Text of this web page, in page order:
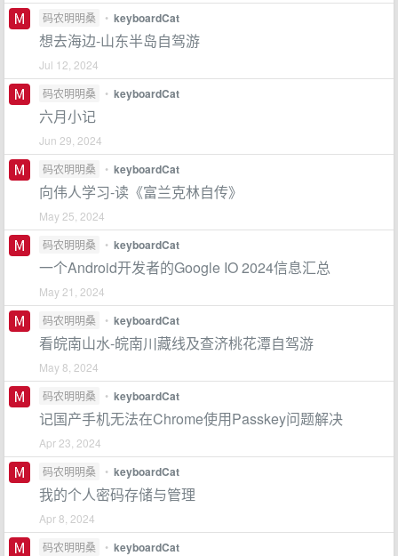
码农明明桑
• keyboardCat
想去海边-山东半岛自驾游
Jul 12, 2024
码农明明桑
• keyboardCat
六月小记
Jun 29, 2024
码农明明桑
• keyboardCat
向伟人学习-读《富兰克林自传》
May 25, 2024
码农明明桑
• keyboardCat
一个Android开发者的Google IO 2024信息汇总
May 21, 2024
码农明明桑
• keyboardCat
看皖南山水-皖南川藏线及查济桃花潭自驾游
May 8, 2024
码农明明桑
• keyboardCat
记国产手机无法在Chrome使用Passkey问题解决
Apr 23, 2024
码农明明桑
• keyboardCat
我的个人密码存储与管理
Apr 8, 2024
码农明明桑
• keyboardCat